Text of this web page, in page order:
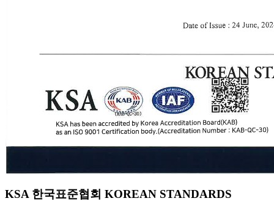
KSA 한국표준협회 KOREAN STANDARDS